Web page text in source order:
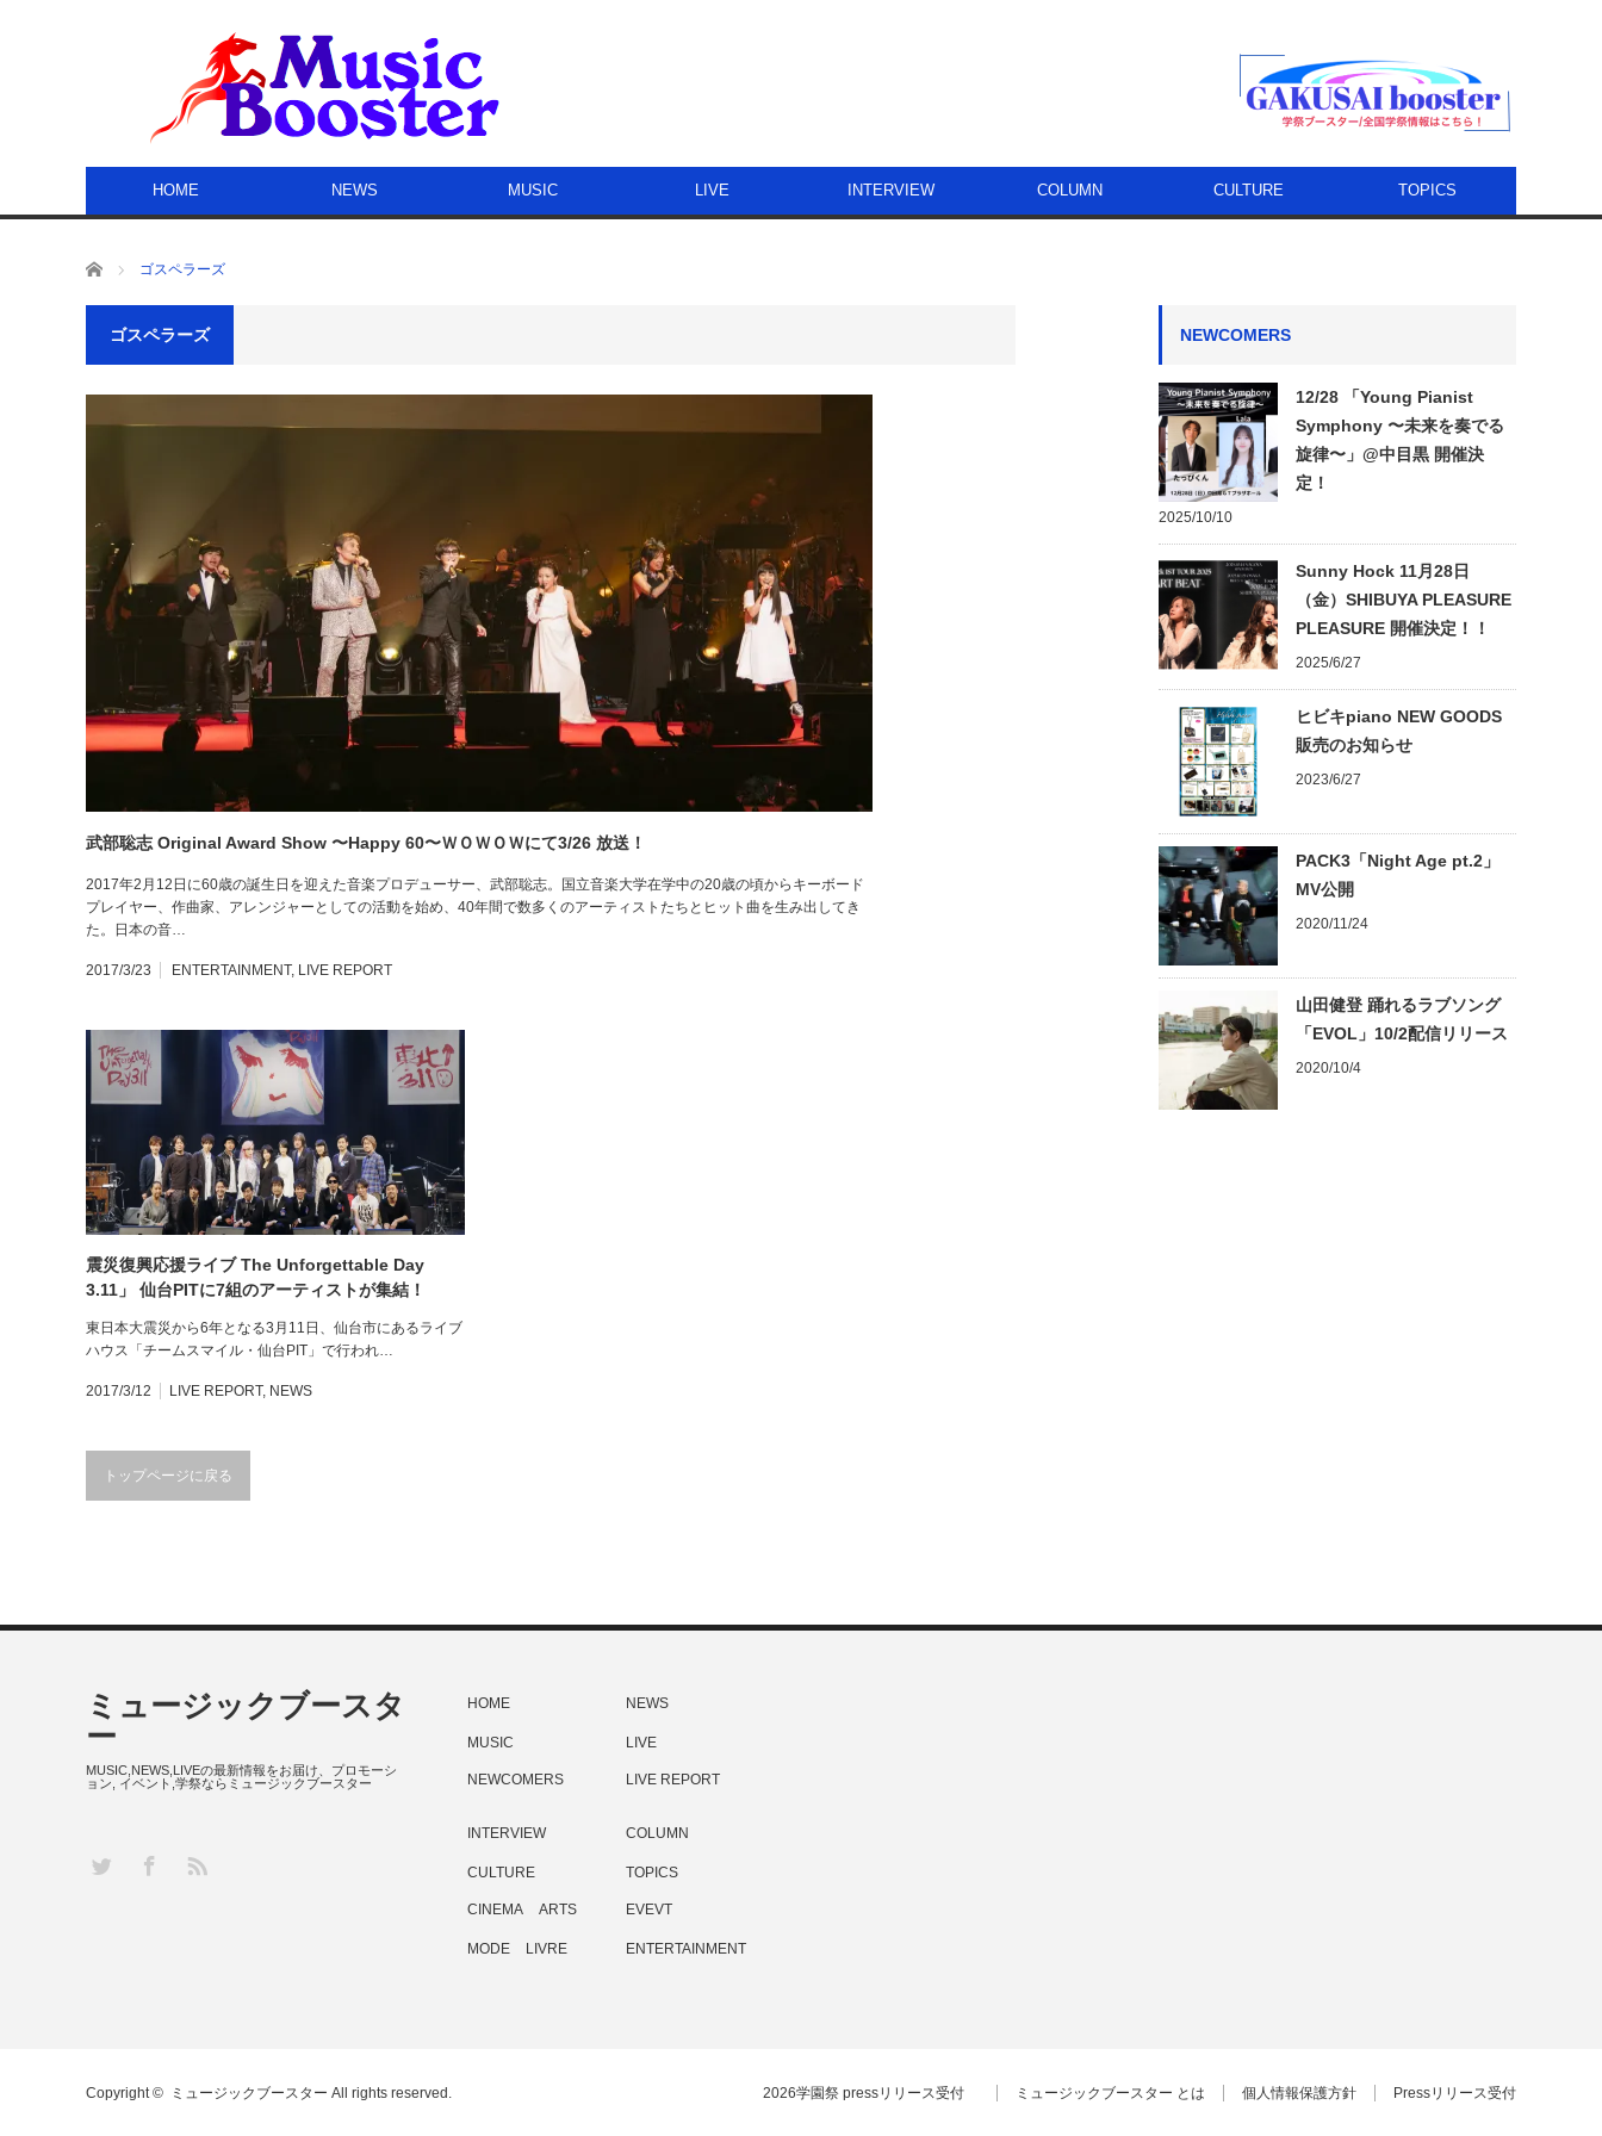
HOME NEWS MUSIC LIVE INTERVIEW COLUMN CULTURE TOPICS
ホーム ゴスペラーズ
ゴスペラーズ
武部聡志 Original Award Show 〜Happy 60〜ＷＯＷＯＷにて3/26 放送！
2017年2月12日に60歳の誕生日を迎えた音楽プロデューサー、武部聡志。国立音楽大学在学中の20歳の頃からキーボード
プレイヤー、作曲家、アレンジャーとしての活動を始め、40年間で数多くのアーティストたちとヒット曲を生み出してき
た。日本の音…
2017/3/23 ENTERTAINMENT, LIVE REPORT
震災復興応援ライブ The Unforgettable Day
3.11」 仙台PITに7組のアーティストが集結！
東日本大震災から6年となる3月11日、仙台市にあるライブ
ハウス「チームスマイル・仙台PIT」で行われ…
2017/3/12 LIVE REPORT, NEWS
トップページに戻る
NEWCOMERS
12/28 「Young Pianist
Symphony 〜未来を奏でる
旋律〜」@中目黒 開催決
定！
2025/10/10
Sunny Hock 11月28日
（金）SHIBUYA PLEASURE
PLEASURE 開催決定！！
2025/6/27
ヒビキpiano NEW GOODS
販売のお知らせ
2023/6/27
PACK3「Night Age pt.2」
MV公開
2020/11/24
山田健登 踊れるラブソング
「EVOL」10/2配信リリース
2020/10/4
HOME NEWS
MUSIC
NEWCOMERS
LIVE
LIVE REPORT
INTERVIEW COLUMN
CULTURE
CINEMA ARTS
MODE LIVRE
TOPICS
EVEVT
ENTERTAINMENT
ミュージックブースタ
ー
MUSIC,NEWS,LIVEの最新情報をお届け、プロモーシ
ョン, イベント,学祭ならミュージックブースター
Twitter Facebook
RSS
2026学園祭 pressリリース受付 ミュージックブースター とは 個人情報保護方針 Pressリリース受付
Copyright © ミュージックブースター All rights reserved.